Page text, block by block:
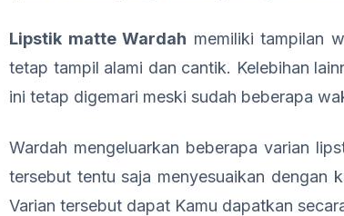
Lipstik matteWardah memiliki tampilan
tetap tampil alami dan cantik. Kelebihan
ini tetap digemari meski sudah beberapa
Wardah mengeluarkan beberapa varian
tersebut tentu saja menyesuaikan dengan
Varian tersebut dapat Kamu dapatkan